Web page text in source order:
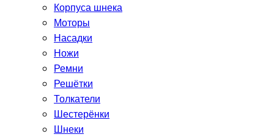
Корпуса шнека
Моторы
Насадки
Ножи
Ремни
Решётки
Толкатели
Шестерёнки
Шнеки